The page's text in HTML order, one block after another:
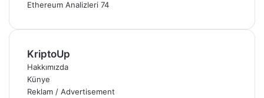
Ethereum Analizleri 74
KriptoUp
Hakkımızda
Künye
Reklam / Advertisement